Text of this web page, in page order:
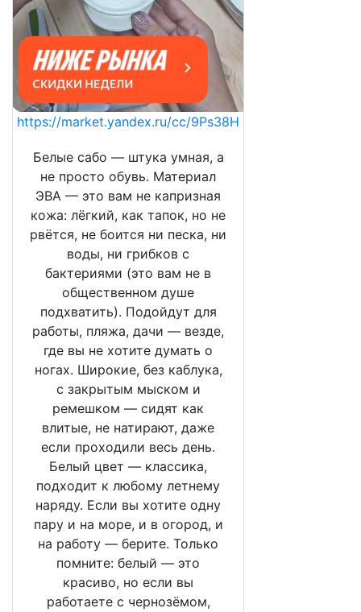
https://market.yandex.ru/cc/9Ps38H
Белые сабо — штука умная, а
не просто обувь. Материал
ЭВА — это вам не капризная
кожа: лёгкий, как тапок, но не
рвётся, не боится ни песка, ни
воды, ни грибков с
бактериями (это вам не в
общественном душе
подхватить). Подойдут для
работы, пляжа, дачи — везде,
где вы не хотите думать о
ногах. Широкие, без каблука,
с закрытым мыском и
ремешком — сидят как
влитые, не натирают, даже
если проходили весь день.
Белый цвет — классика,
подходит к любому летнему
наряду. Если вы хотите одну
пару и на море, и в огород, и
на работу — берите. Только
помните: белый — это
красиво, но если вы
работаете с чернозёмом,